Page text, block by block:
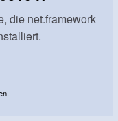
die net.framework